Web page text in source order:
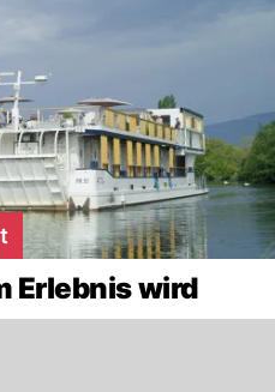
Erlebnis wird